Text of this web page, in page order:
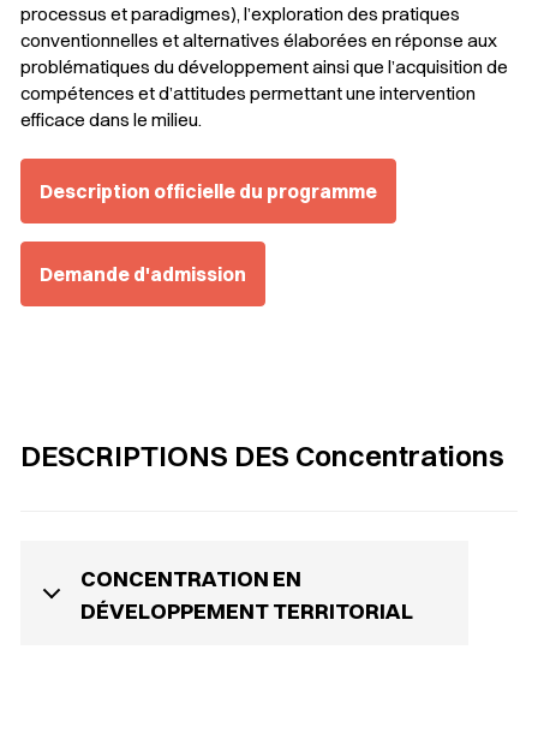
processus et paradigmes), l’exploration des pratiques
conventionnelles et alternatives élaborées en réponse aux
problématiques du développement ainsi que l’acquisition de
compétences et d’attitudes permettant une intervention
efficace dans le milieu.
Description officielle du programme
Demande d'admission
DESCRIPTIONS DES Concentrations
CONCENTRATION EN
DÉVELOPPEMENT TERRITORIAL